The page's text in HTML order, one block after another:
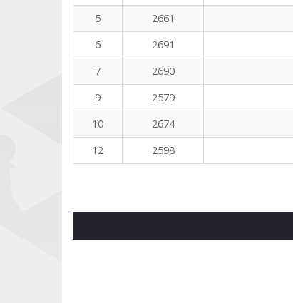
5
2661
6
2691
7
2690
9
2579
10
2674
12
2598